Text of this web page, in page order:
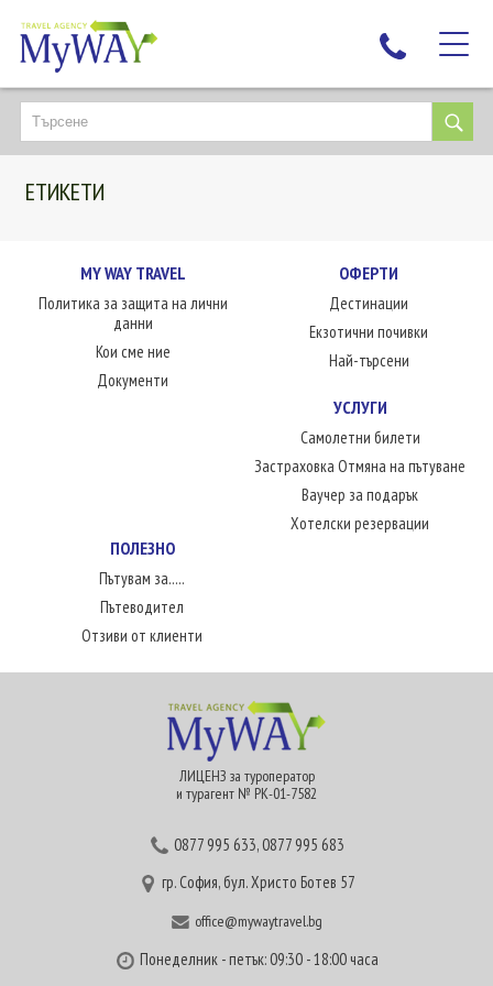
НАЙ-ТЪРСЕНИ
ДЕСТИНАЦИИ
ЕКЗОТИЧНИ ПОЧИВКИ
НОВА ГОДИНА
ПЪТУВАЙТЕ С ДЕЦА
ЛЮБОПИТНО
ЕТИКЕТИ
MY WAY TRAVEL
Политика за защита на лични
данни
Кои сме ние
Документи
ОФЕРТИ
Дестинации
Екзотични почивки
Най-търсени
УСЛУГИ
Самолетни билети
Застраховка Отмяна на пътуване
Ваучер за подарък
Хотелски резервации
ПОЛЕЗНО
Пътувам за.....
Пътеводител
Отзиви от клиенти
ЛИЦЕНЗ за туроператор
и турагент № РК-01-7582
0877 995 633,0877 995 683
гр. София, бул. Христо Ботев 57
office@mywaytravel.bg
Понеделник - петък: 09:30 - 18:00 часа